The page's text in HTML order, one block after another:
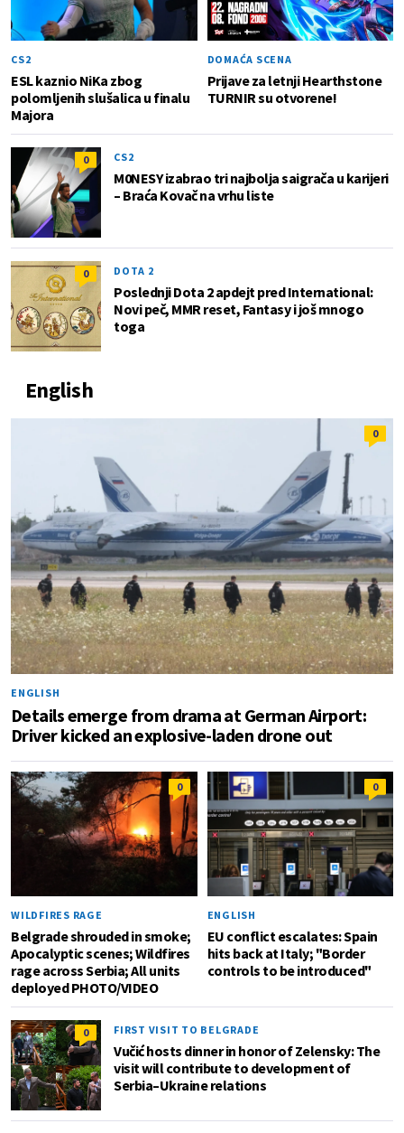
CS2
ESL kaznio NiKa zbog
polomljenih slušalica u finalu
Majora
DOMAĆA SCENA
Prijave za letnji Hearthstone
TURNIR su otvorene!
0 CS2
M0NESY izabrao tri najbolja saigrača u karijeri
– Braća Kovač na vrhu liste
0 DOTA 2
Poslednji Dota 2 apdejt pred International:
Novi peč, MMR reset, Fantasy i još mnogo
toga
English
0
ENGLISH
Details emerge from drama at German Airport:
Driver kicked an explosive-laden drone out
0
WILDFIRES RAGE
Belgrade shrouded in smoke;
Apocalyptic scenes; Wildfires
rage across Serbia; All units
deployed PHOTO/VIDEO
0
ENGLISH
EU conflict escalates: Spain
hits back at Italy; "Border
controls to be introduced"
0 FIRST VISIT TO BELGRADE
Vučić hosts dinner in honor of Zelensky: The
visit will contribute to development of
Serbia–Ukraine relations